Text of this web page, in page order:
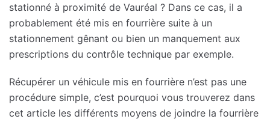
stationné à proximité de Vauréal ? Dans ce cas, il a
probablement été mis en fourrière suite à un
stationnement gênant ou bien un manquement aux
prescriptions du contrôle technique par exemple.
Récupérer un véhicule mis en fourrière n’est pas une
procédure simple, c’est pourquoi vous trouverez dans
cet article les différents moyens de joindre la fourrière